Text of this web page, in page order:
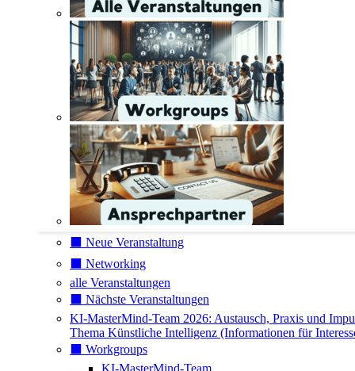
⬛️ Neue Veranstaltung
⬛️ Networking
alle Veranstaltungen
⬛️ Nächste Veranstaltungen
KI-MasterMind-Team 2026: Austausch, Praxis und
Thema Künstliche Intelligenz (Informationen für
⬛️ Workgroups